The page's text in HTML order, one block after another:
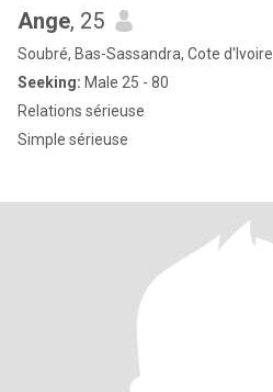
Ange, 25
Soubré, Bas-Sassandra, Cote d'Ivoire
Seeking: Male 25 - 80
Relations sérieuse
Simple sérieuse